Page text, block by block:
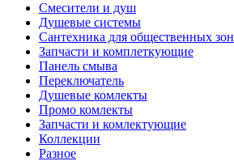
Смесители и душ
Душевые системы
Сантехника для общественных зон
Запчасти и комплеткующие
Панель смыва
Переключатель
Душевые комлекты
Промо комлекты
Запчасти и комлектующие
Коллекции
Разное